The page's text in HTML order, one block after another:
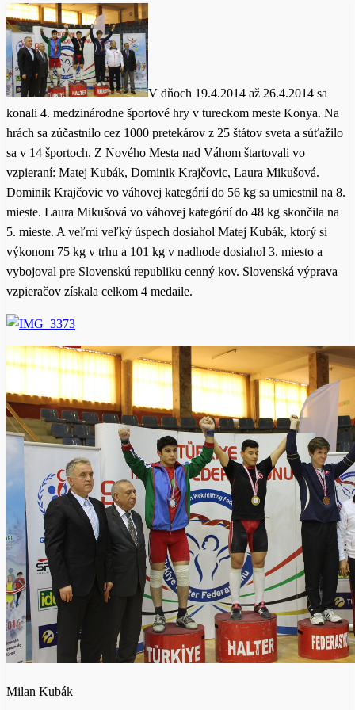
V dňoch 19.4.2014 až 26.4.2014 sa
konali 4. medzinárodne športové hry v tureckom meste Konya. Na
hrách sa zúčastnilo cez 1000 pretekárov z 25 štátov sveta a súťažilo
sa v 14 športoch. Z Nového Mesta nad Váhom štartovali vo
vzpieraní: Matej Kubák, Dominik Krajčovic, Laura Mikušová.
Dominik Krajčovic vo váhovej kategórií do 56 kg sa umiestnil na 8.
mieste. Laura Mikušová vo váhovej kategórií do 48 kg skončila na
5. mieste. A veľmi veľký úspech dosiahol Matej Kubák, ktorý si
výkonom 75 kg v trhu a 101 kg v nadhode dosiahol 3. miesto a
vybojoval pre Slovenskú republiku cenný kov. Slovenská výprava
vzpieračov získala celkom 4 medaile.
Milan Kubák